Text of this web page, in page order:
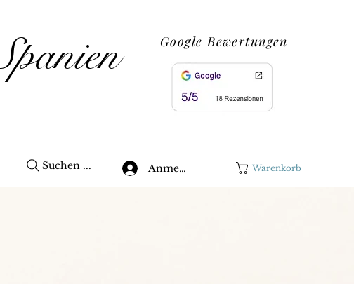
Google Bewertungen
Suchen ... Anmelden Warenkorb